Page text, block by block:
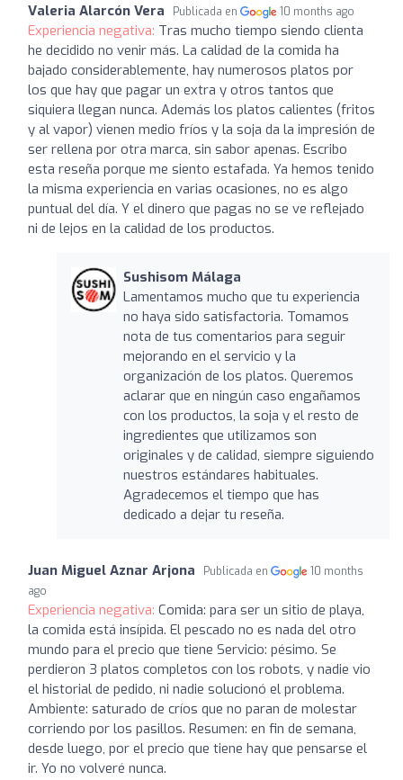
Valeria Alarcón Vera Publicada en 10 months ago
Experiencia negativa: Tras mucho tiempo siendo clienta
he decidido no venir más. La calidad de la comida ha
bajado considerablemente, hay numerosos platos por
los que hay que pagar un extra y otros tantos que
siquiera llegan nunca. Además los platos calientes (fritos
y al vapor) vienen medio fríos y la soja da la impresión de
ser rellena por otra marca, sin sabor apenas. Escribo
esta reseña porque me siento estafada. Ya hemos tenido
la misma experiencia en varias ocasiones, no es algo
puntual del día. Y el dinero que pagas no se ve reflejado
ni de lejos en la calidad de los productos.
Sushisom Málaga
Lamentamos mucho que tu experiencia
no haya sido satisfactoria. Tomamos
nota de tus comentarios para seguir
mejorando en el servicio y la
organización de los platos. Queremos
aclarar que en ningún caso engañamos
con los productos, la soja y el resto de
ingredientes que utilizamos son
originales y de calidad, siempre siguiendo
nuestros estándares habituales.
Agradecemos el tiempo que has
dedicado a dejar tu reseña.
Juan Miguel Aznar Arjona Publicada en
10 months
ago
Experiencia negativa: Comida: para ser un sitio de playa,
la comida está insípida. El pescado no es nada del otro
mundo para el precio que tiene Servicio: pésimo. Se
perdieron 3 platos completos con los robots, y nadie vio
el historial de pedido, ni nadie solucionó el problema.
Ambiente: saturado de críos que no paran de molestar
corriendo por los pasillos. Resumen: en fin de semana,
desde luego, por el precio que tiene hay que pensarse el
ir. Yo no volveré nunca.